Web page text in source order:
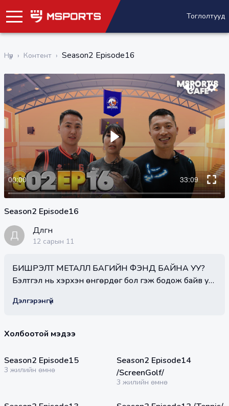
Тоглолтууд
Нүүр › Контент › Season2 Episode16
Season2 Episode16
Д Дөлгөөн
12 сарын 11
БИШРЭЛТ МЕТАЛЛ БАГИЙН ФЭНҮҮД БАЙНА УУ?
Бэлтгэл нь хэрхэн өнгөрдөг бол гэж бодож байв уу?
багийн бэлтгэлд оролцож үзлээ. Серби
бэлтгэлтэй танилцана уу.
Дэлгэрэнгүй
Холбоотой мэдээ
Season2 Episode15
3 жилийн өмнө
Season2 Episode14
/ScreenGolf/
3 жилийн өмнө
28:47 мин